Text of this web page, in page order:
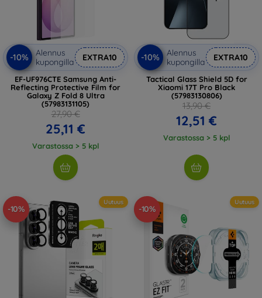
-10%
Alennus
kupongilla
EXTRA10
EF-UF976CTE Samsung Anti-
Reflecting Protective Film for
Galaxy Z Fold 8 Ultra
(57983131105)
27,90 €
25,11 €
Varastossa > 5 kpl
-10%
Alennus
kupongilla
EXTRA10
Tactical Glass Shield 5D for
Xiaomi 17T Pro Black
(57983130806)
13,90 €
12,51 €
Varastossa > 5 kpl
-10%
Uutuus
-10%
Uutuus